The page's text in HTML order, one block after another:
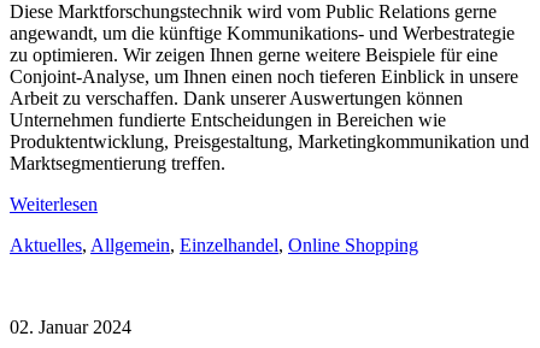
Diese Marktforschungstechnik wird vom Public Relations gerne
angewandt, um die künftige Kommunikations- und Werbestrategie
zu optimieren. Wir zeigen Ihnen gerne weitere Beispiele für eine
Conjoint-Analyse, um Ihnen einen noch tieferen Einblick in unsere
Arbeit zu verschaffen. Dank unserer Auswertungen können
Unternehmen fundierte Entscheidungen in Bereichen wie
Produktentwicklung, Preisgestaltung, Marketingkommunikation und
Marktsegmentierung treffen.
Weiterlesen
Aktuelles, Allgemein, Einzelhandel, Online Shopping
02. Januar 2024